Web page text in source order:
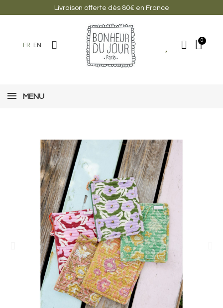
Livraison offerte dès 80€ en France
FR EN
MENU